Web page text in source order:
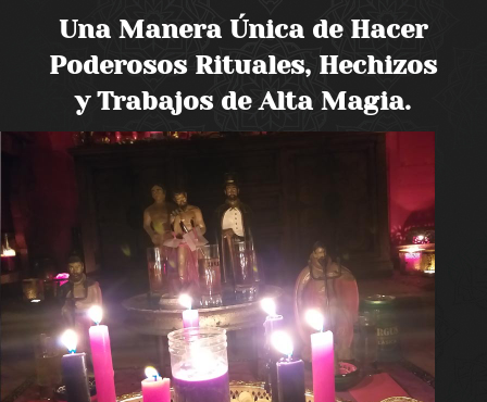
Una Manera Única de Hacer
Poderosos Rituales, Hechizos
y Trabajos de Alta Magia.